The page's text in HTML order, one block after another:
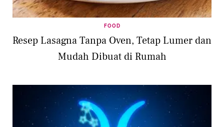
FOOD
Resep Lasagna Tanpa Oven, Tetap Lumer dan
Mudah Dibuat di Rumah